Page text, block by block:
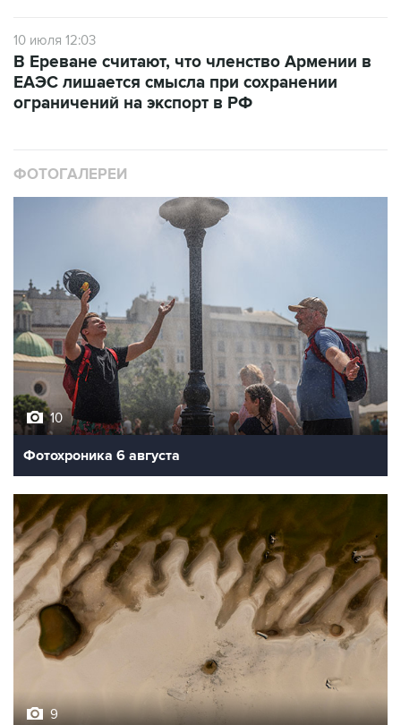
ЕАЭС лишается смысла при сохранении
ограничений на экспорт в РФ
Фотохроника 6 августа
Обмеление Дуная